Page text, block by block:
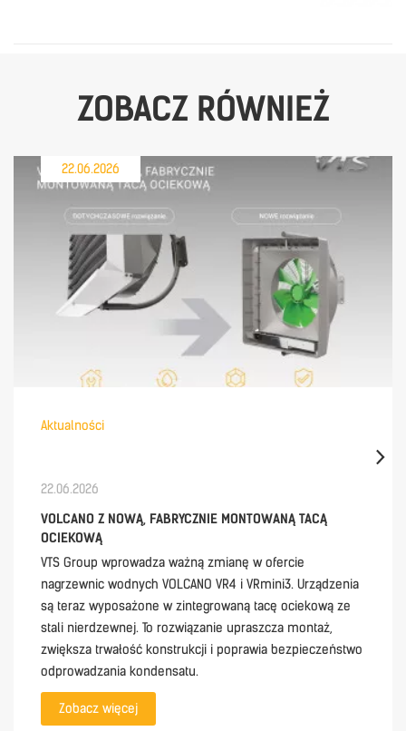
ZOBACZ RÓWNIEŻ
22.06.2026
Aktualności
22.06.2026
VOLCANO Z NOWĄ, FABRYCZNIE MONTOWANĄ TACĄ
OCIEKOWĄ
VTS Group wprowadza ważną zmianę w ofercie
nagrzewnic wodnych VOLCANO VR4 i VRmini3. Urządzenia
są teraz wyposażone w zintegrowaną tacę ociekową ze
stali nierdzewnej. To rozwiązanie upraszcza montaż,
zwiększa trwałość konstrukcji i poprawia bezpieczeństwo
odprowadzania kondensatu.
Zobacz więcej